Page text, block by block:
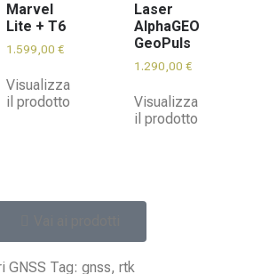
Marvel
Lite + T6
1.599,00 €
Visualizza
il prodotto
Laser
AlphaGEO
GeoPuls
1.290,00 €
Visualizza
il prodotto
GNSS Tag: gnss, rtk